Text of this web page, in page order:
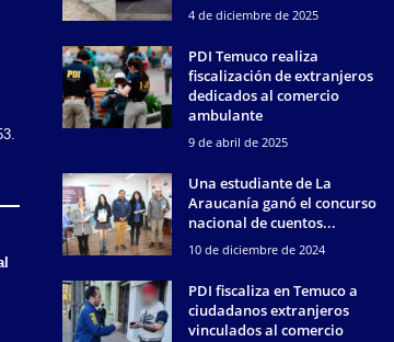
4 de diciembre de 2025
PDI Temuco realiza
fiscalización de extranjeros
dedicados al comercio
ambulante
9 de abril de 2025
Una estudiante de La
Araucanía ganó el concurso
nacional de cuentos...
10 de diciembre de 2024
PDI fiscaliza en Temuco a
ciudadanos extranjeros
vinculados al comercio